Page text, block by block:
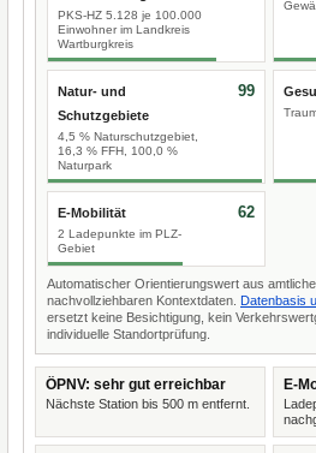
PKS-HZ 5.128 je 100.000
Einwohner im Landkreis
Wartburgkreis
Natur- und
Schutzgebiete
4,5 % Naturschutzgebiet,
16,3 % FFH, 100,0 %
Naturpark
99
E-Mobilität
2 Ladepunkte im PLZ-
Gebiet
62
Automatischer Orientierungswert aus
nachvollziehbaren Kontextdaten. Datenbasis
ersetzt keine Besichtigung, kein
individuelle Standortprüfung.
ÖPNV: sehr gut erreichbar
Nächste Station bis 500 m entfernt.
E-